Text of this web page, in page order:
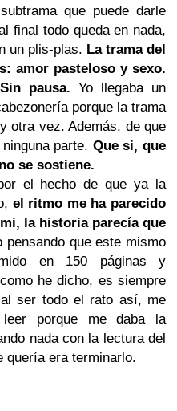
que puede darle
final todo queda en nada,
un plis-plas. La trama del
amor pasteloso y sexo.
pausa. Yo llegaba un
porque la trama
otra vez. Además, de que
parte. Que si, que
se sostiene.
el hecho de que ya la
el ritmo me ha parecido
la historia parecía que
pensando que este mismo
en 150 páginas y
he dicho, es siempre
ser todo el rato así, me
porque me daba la
nada con la lectura del
quería era terminarlo.